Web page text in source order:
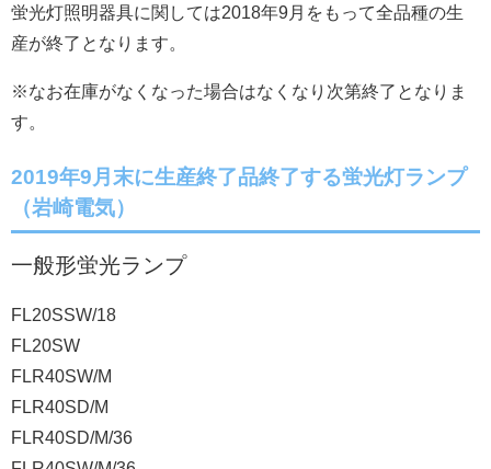
蛍光灯照明器具に関しては2018年9月をもって全品種の生
産が終了となります。
※なお在庫がなくなった場合はなくなり次第終了となりま
す。
2019年9月末に生産終了品終了する蛍光灯ランプ
（岩崎電気）
一般形蛍光ランプ
FL20SSW/18
FL20SW
FLR40SW/M
FLR40SD/M
FLR40SD/M/36